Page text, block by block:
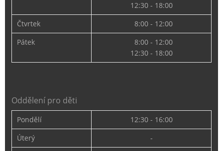
12:30 - 18:00
Čtvrtek
8:00 - 12:00
Pátek
8:00 - 12:00
12:30 - 18:00
Oddělení pro děti
Pondělí
12:30 - 16:00
Úterý
-